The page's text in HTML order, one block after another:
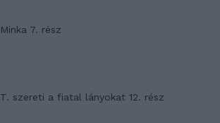
Minka 7. rész
T. szereti a fiatal lányokat 12. rész